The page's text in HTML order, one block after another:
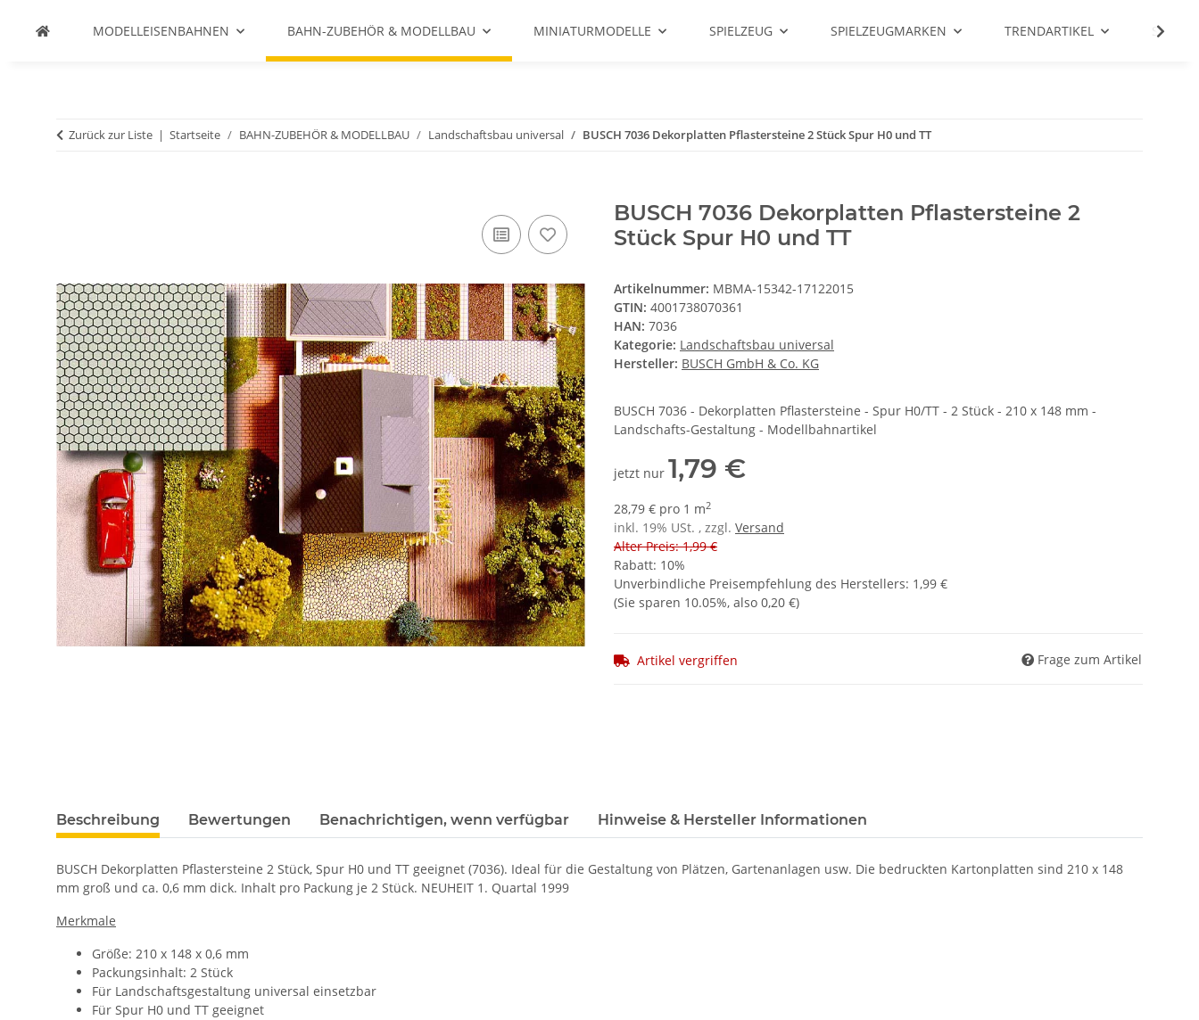
MODELLEISENBAHNEN BAHN-ZUBEHÖR & MODELLBAU MINIATURMODELLE SPIELZEUG SPIELZEUGMARKEN TRENDARTIKEL SALE %
Zurück zur Liste Startseite BAHN-ZUBEHÖR & MODELLBAU Landschaftsbau universal BUSCH 7036 Dekorplatten Pflastersteine 2 Stück Spur H0 und TT
BUSCH 7036 Dekorplatten Pflastersteine 2
Stück Spur H0 und TT
Artikelnummer: MBMA-15342-17122015
GTIN: 4001738070361
HAN: 7036
Kategorie: Landschaftsbau universal
Hersteller: BUSCH GmbH & Co. KG
BUSCH 7036 - Dekorplatten Pflastersteine - Spur H0/TT - 2 Stück - 210 x 148 mm -
Landschafts-Gestaltung - Modellbahnartikel
jetzt nur 1,79 €
28,79 € pro 1 m2
inkl. 19% USt. , zzgl. Versand
Alter Preis: 1,99 €
Rabatt: 10%
Unverbindliche Preisempfehlung des Herstellers: 1,99 €
(Sie sparen 10.05%, also 0,20 €)
Artikel vergriffen Frage zum Artikel
Beschreibung Bewertungen Benachrichtigen, wenn verfügbar Hinweise & Hersteller Informationen
BUSCH Dekorplatten Pflastersteine 2 Stück, Spur H0 und TT geeignet (7036). Ideal für die Gestaltung von Plätzen, Gartenanlagen usw. Die bedruckten Kartonplatten sind 210 x 148
mm groß und ca. 0,6 mm dick. Inhalt pro Packung je 2 Stück. NEUHEIT 1. Quartal 1999
Merkmale
Größe: 210 x 148 x 0,6 mm
Packungsinhalt: 2 Stück
Für Landschaftsgestaltung universal einsetzbar
Für Spur H0 und TT geeignet